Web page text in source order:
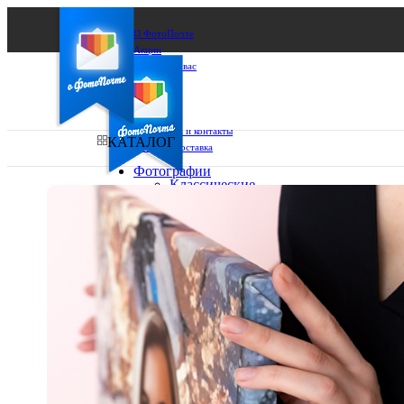
О ФотоПочте
Акции
Сделаем за вас
Бизнесу
FAQ
Франшиза
Поддержка и контакты
Оплата и доставка
Ваш город:
Ваш регион доставки
Выберите из списка:
КАТАЛОГ
Фотографии
Классические
13х18
15х15
15х20
20х20
20х30
30х30
30х40
А4
Фото
в